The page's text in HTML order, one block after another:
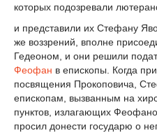
которых подозревали
и представили их Стефану
же воззрений, вполне
Гедеоном, и они решили
Феофан в епископы. Когда
посвящения Прокоповича,
епископам, вызванным на
пунктов, излагающих
просил донести государю о